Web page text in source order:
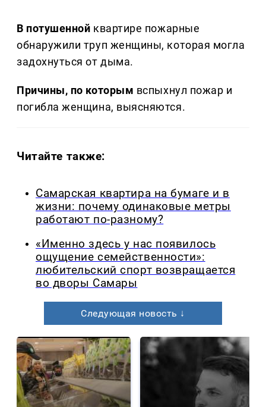
В потушенной квартире пожарные
обнаружили труп женщины, которая могла
задохнуться от дыма.
Причины, по которым вспыхнул пожар и
погибла женщина, выясняются.
Читайте также:
Самарская квартира на бумаге и в
жизни: почему одинаковые метры
работают по-разному?
«Именно здесь у нас появилось
ощущение семейственности»:
любительский спорт возвращается
во дворы Самары
Следующая новость ↓